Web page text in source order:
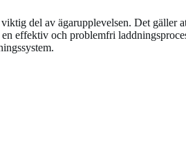
del av ägarupplevelsen. Det gäller
effektiv och problemfri